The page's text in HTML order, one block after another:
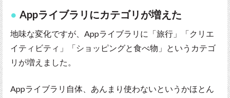
Appライブラリにカテゴリが増えた
地味な変化ですが、Appライブラリに「旅行」「クリエ
イティビティ」「ショッピングと食べ物」というカテゴ
リが増えました。
Appライブラリ自体、あんまり使わないというかほとん